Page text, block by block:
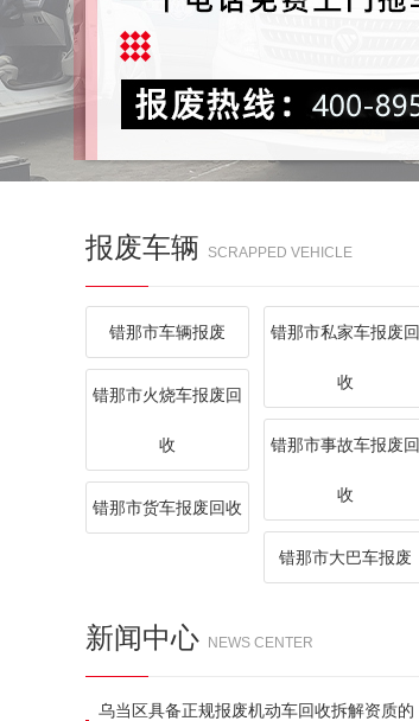
报废车辆 SCRAPPED VEHICLE
错那市车辆报废 错那市私家车报废回
收
错那市火烧车报废回
收 错那市事故车报废回
收
错那市货车报废回收
错那市大巴车报废
新闻中心 NEWS CENTER
乌当区具备正规报废机动车回收拆解资质的